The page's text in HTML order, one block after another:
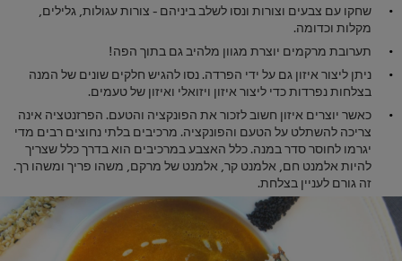
שחקו עם צבעים וצורות ונסו לשלב ביניהם - צורות עגולות, גלילים,
מקלות וכדומה.
תערובת מרקמים יוצרת מגוון מלהיב גם בתוך הפה!
ניתן ליצור איזון גם על ידי הפרדה. נסו להגיש חלקים שונים של המנה
בצלחות נפרדות כדי ליצור איזון ויזואלי ואיזון של טעמים.
כאשר יוצרים איזון חשוב לזכור את הפונקציה והטעם. הפרזנטציה אינה
צריכה להשתלט על הטעם והפונקציה. מרכיבים בלתי נחוצים רבים מדי
יגרמו לחוסר סדר במנה. כלל האצבע במרכיבים הוא בדרך כלל שצריך
להיות אלמנט חם, אלמנט קר, אלמנט של מרקם, משהו פריך ומשהו רך.
זה גורם לעניין בצלחת.